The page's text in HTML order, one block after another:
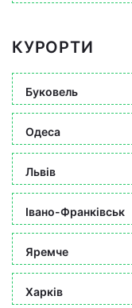
КУРОРТИ
Буковель
Одеса
Львів
Івано-Франківськ
Яремче
Харків